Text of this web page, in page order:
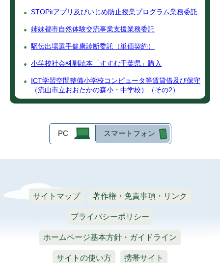
STOPitアプリ及びいじめ防止授業プログラム業務委託
姉妹都市自然体験交流事業支援業務委託
駅伝出場選手健康診断委託（単価契約）
小学校社会科副読本「すすむ千葉県」購入
ICT学習空間整備小学校コンピュータ等賃貸借及び保守
（流山市立おおたかの森小・中学校）（その2）
PC スマートフォン
サイトマップ 著作権・免責事項・リンク
プライバシーポリシー
ホームページ基本方針・ガイドライン
サイトの使い方 携帯サイト